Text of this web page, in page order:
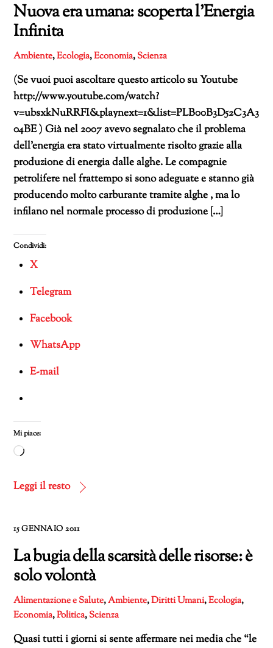
Nuova era umana: scoperta l’Energia
Infinita
Ambiente,Ecologia,Economia,Scienza
(Se vuoi puoi ascoltare questo articolo su Youtube
http://www.youtube.com/watch?
v=ubsxkNuRRFI&playnext=1&list=PLB00B3D52C3A3
04BE ) Già nel 2007 avevo segnalato che il problema
dell’energia era stato virtualmente risolto grazie alla
produzione di energia dalle alghe. Le compagnie
petrolifere nel frattempo si sono adeguate e stanno già
producendo molto carburante tramite alghe , ma lo
infilano nel normale processo di produzione […]
Condividi:
X
Telegram
Facebook
WhatsApp
E-mail
Mi piace:
Caricamento
corso…
Leggi il resto
15 GENNAIO 2011
La bugia della scarsità delle risorse: è
solo volontà
Alimentazione e Salute,Ambiente,Diritti Umani,Ecologia,
Economia,Politica,Scienza
Quasi tutti i giorni si sente affermare nei media che “le